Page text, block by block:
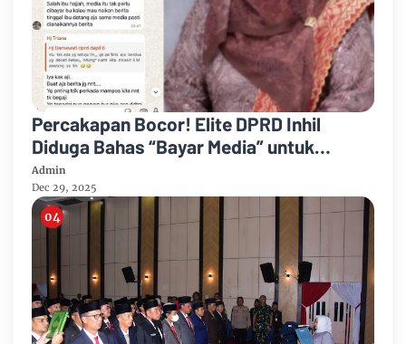
Percakapan Bocor! Elite DPRD Inhil
Diduga Bahas “Bayar Media” untuk
Dukung Kebijakan
Admin
Dec 29, 2025